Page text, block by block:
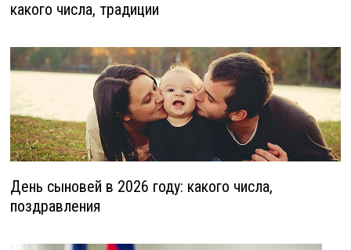
какого числа, традиции
День сыновей в 2026 году: какого числа,
поздравления